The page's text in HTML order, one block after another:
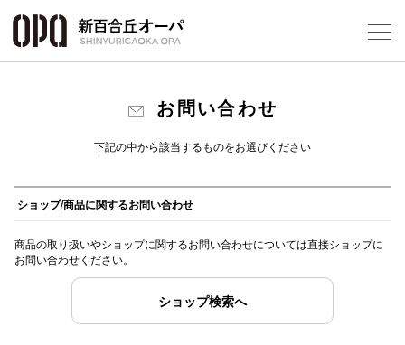
お問い合わせ
下記の中から該当するものをお選びください
ショップ/商品に関するお問い合わせ
商品の取り扱いやショップに関するお問い合わせについては直接ショップに
お問い合わせください。
ショップ検索へ
ショッ